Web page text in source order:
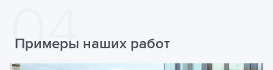
Примеры наших работ